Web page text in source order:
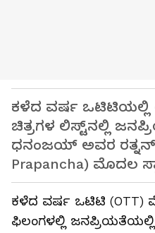
ಕಳೆದ ವರ್ಷ ಒಟಿಟಿಯಲ್ಲಿ
ಚಿತ್ರಗಳ ಲಿಸ್ಟ್‌ನಲ್ಲಿ
ಧನಂಜಯ್ ಅವರ ರತ್ನನ್
Prapancha) ಮೊದಲ
ಕಳೆದ ವರ್ಷ ಒಟಿಟಿ (OTT)
ಫಿಲಂಗಳಲ್ಲಿ